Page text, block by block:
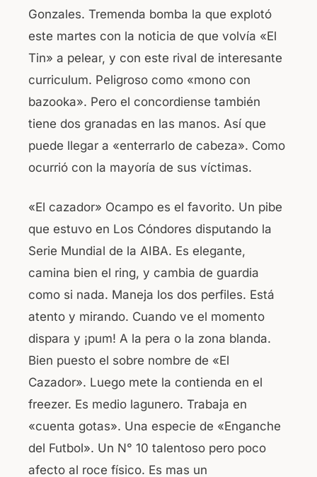
Gonzales. Tremenda bomba la que explotó
este martes con la noticia de que volvía «El
Tin» a pelear, y con este rival de interesante
curriculum. Peligroso como «mono con
bazooka». Pero el concordiense también
tiene dos granadas en las manos. Así que
puede llegar a «enterrarlo de cabeza». Como
ocurrió con la mayoría de sus víctimas.
«El cazador» Ocampo es el favorito. Un pibe
que estuvo en Los Cóndores disputando la
Serie Mundial de la AIBA. Es elegante,
camina bien el ring, y cambia de guardia
como si nada. Maneja los dos perfiles. Está
atento y mirando. Cuando ve el momento
dispara y ¡pum! A la pera o la zona blanda.
Bien puesto el sobre nombre de «El
Cazador». Luego mete la contienda en el
freezer. Es medio lagunero. Trabaja en
«cuenta gotas». Una especie de «Enganche
del Futbol». Un N° 10 talentoso pero poco
afecto al roce físico. Es mas un